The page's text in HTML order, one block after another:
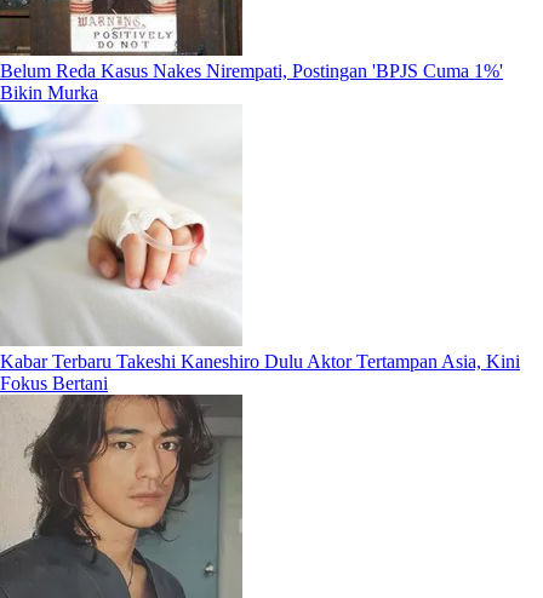
Belum Reda Kasus Nakes Nirempati, Postingan 'BPJS Cuma 1%'
Bikin Murka
Kabar Terbaru Takeshi Kaneshiro Dulu Aktor Tertampan Asia, Kini
Fokus Bertani